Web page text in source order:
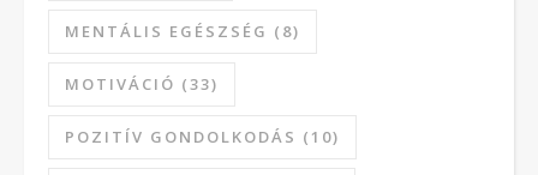
MENTÁLIS EGÉSZSÉG (8)
MOTIVÁCIÓ (33)
POZITÍV GONDOLKODÁS (10)